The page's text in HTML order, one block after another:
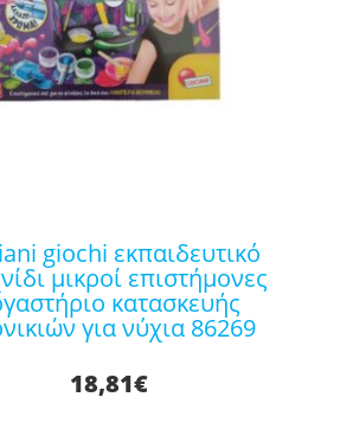
μικροί επιστήμονες
κατασκευής
για νύχια 86269
18,81€